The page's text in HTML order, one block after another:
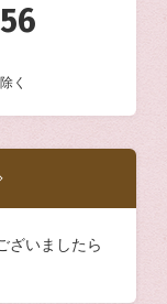
く
ざいましたら